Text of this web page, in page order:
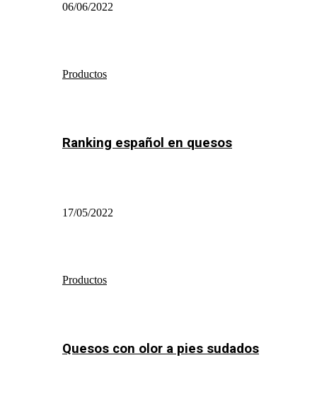
06/06/2022
Productos
Ranking español en quesos
17/05/2022
Productos
Quesos con olor a pies sudados